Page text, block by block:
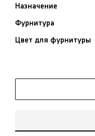
Назначение
Фурнитура
Цвет для фурнитуры